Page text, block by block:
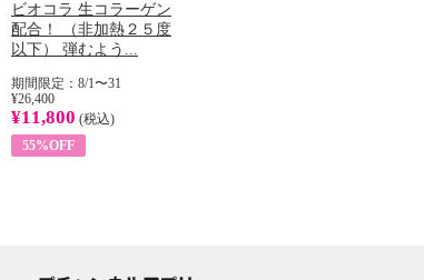
ビオコラ 生コラーゲン
配合！ （非加熱２５度
以下） 弾むよう...
期間限定：8/1〜31
¥26,400
¥11,800 (税込)
55%OFF